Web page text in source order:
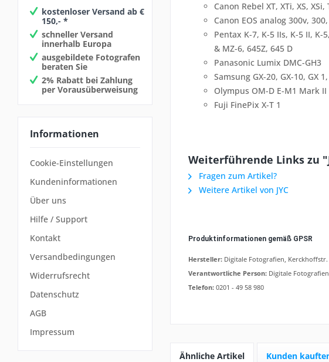
kostenloser Versand ab €
150,- *
schneller Versand
innerhalb Europa
ausgebildete Fotografen
beraten Sie
2% Rabatt bei Zahlung
per Vorausüberweisung
Informationen
Cookie-Einstellungen
Kundeninformationen
Über uns
Hilfe / Support
Kontakt
Versandbedingungen
Widerrufsrecht
Datenschutz
AGB
Impressum
Canon Rebel XT, XTi, XS,
Canon EOS analog 300v,
Pentax K-7, K-5 IIs, K-5 II, K-
& MZ-6, 645Z, 645 D
Panasonic Lumix DMC-GH3
Samsung GX-20, GX-10, GX
Olympus OM-D E-M1 Mark II
Fuji FinePix X-T 1
Weiterführende Links zu
Fragen zum Artikel?
Weitere Artikel von JYC
Produktinformationen gemäß GPSR
Hersteller: Digitale Fotografien, Kerckhoffstr.
Verantwortliche Person: Digitale
Telefon: 0201 - 49 58 980
Ähnliche Artikel Kunden